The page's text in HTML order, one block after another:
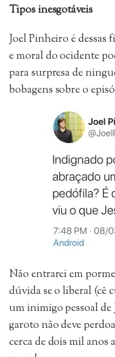
Tipos inesgotáveis
Joel Pinheiro é dessas
e moral do ocidente
para surpresa de
bobagens sobre o
Não entrarei em
dúvida se o liberal (cê
um inimigo pessoal
garoto não deve
cerca de dois mil anos